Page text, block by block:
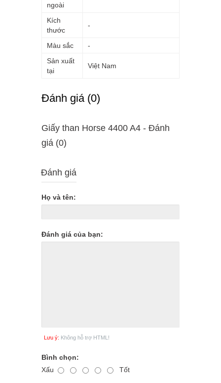
ngoài
Kích
thước
-
Màu sắc
-
Sản xuất
tại
Việt Nam
Ðánh giá (0)
Giấy than Horse 4400 A4 - Ðánh
giá (0)
Đánh giá
Họ và tên:
Đánh giá của bạn:
Lưu ý: Không hỗ trợ HTML!
Bình chọn:
Xấu
Tốt